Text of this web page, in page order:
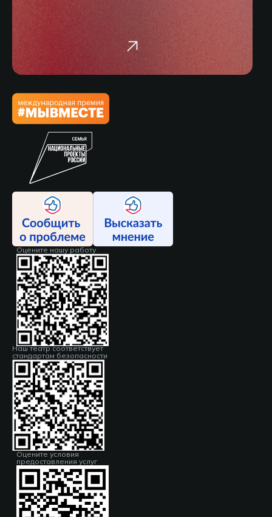
Оцените нашу работу
Наш театр соответствует
стандартам безопасности
Оцените условия
предоставления услуг